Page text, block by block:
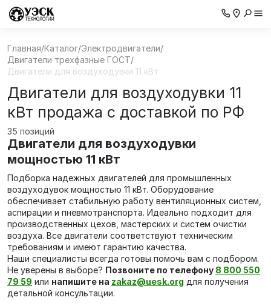
Главная/Каталог/Электродвигатели/
Двигатели трехфазные ГОСТ/
Двигатели для воздуходувки 11 кВт
Двигатели для воздуходувки 11
кВт продажа с доставкой по РФ
35 позиций
Двигатели для воздуходувки
мощностью 11 кВт
Подборка надежных двигателей для промышленных
воздуходувок мощностью 11 кВт. Оборудование
обеспечивает стабильную работу вентиляционных систем,
аспирации и пневмотранспорта. Идеально подходит для
производственных цехов, мастерских и систем очистки
воздуха. Все двигатели соответствуют техническим
требованиям и имеют гарантию качества.
Наши специалисты всегда готовы помочь вам с подбором.
Не уверены в выборе? Позвоните по телефону 8 800 550
79 59 или напишите на zakaz@uesk.org для получения
детальной консультации.